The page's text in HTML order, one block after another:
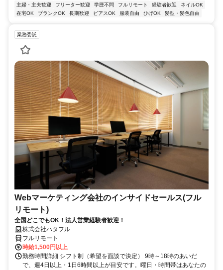
主婦・主夫歓迎 フリーター歓迎 学歴不問 フルリモート 経験者歓迎
ネイルOK
在宅OK
ブランクOK 長期歓迎 ピアスOK 服装自由 ひげOK 髪型・髪色自由
業務委託
Webマーケティング会社のインサイドセールス(フル
リモート)
全国どこでもOK！法人営業経験者歓迎！
株式会社ハタフル
フルリモート
時給1,500円以上
勤務時間詳細 シフト制（希望を面談で決定） 9時～18時のあいだ
で、週4日以上・1日6時間以上が目安です。曜日・時間帯はあなたの